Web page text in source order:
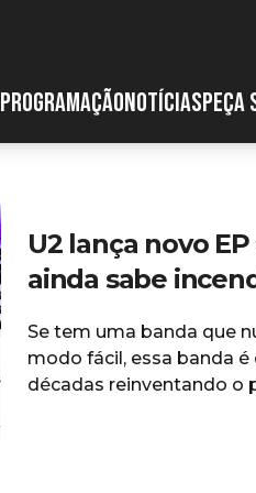
PROGRAMAÇÃONOTÍCIASPEÇA
U2 lança novo
ainda sabe
Se tem uma banda que
modo fácil, essa banda é
décadas reinventando o